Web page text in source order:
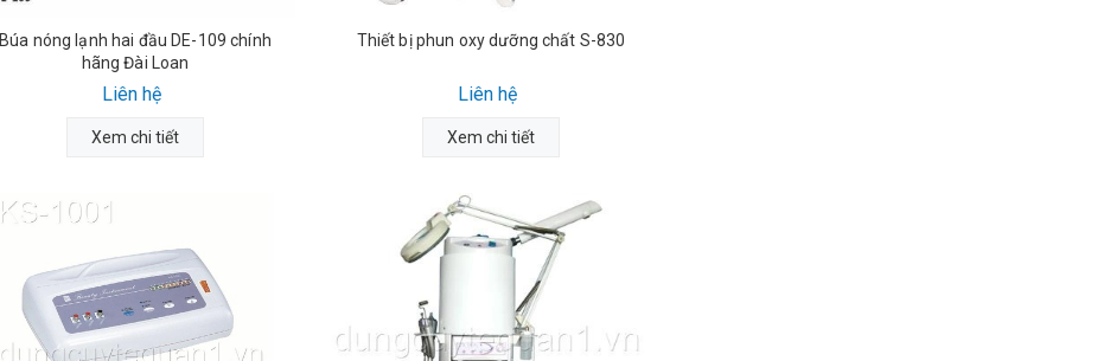
Búa nóng lạnh hai đầu DE-109 chính
hãng Đài Loan
Liên hệ
Xem chi tiết
Thiết bị phun oxy dưỡng chất S-830
Liên hệ
Xem chi tiết